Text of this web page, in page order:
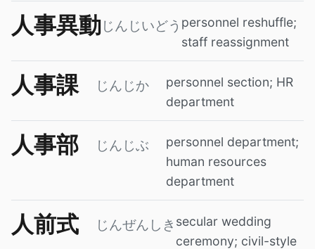
人事異動じんじいどう personnel reshuffle;
staff reassignment
人事課 じんじか
personnel section; HR
department
人事部 じんじぶ
personnel department;
human resources
department
人前式 じんぜんしき secular wedding
ceremony; civil-style